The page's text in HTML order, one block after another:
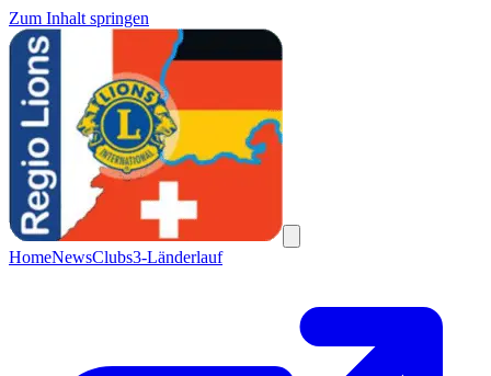
Zum Inhalt springen
HomeNewsClubs3-Länderlauf